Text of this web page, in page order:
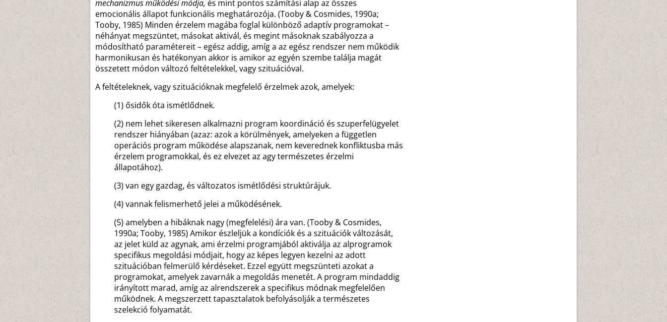
mechanizmus működési módja, és mint pontos számítási alap az összes
emocionális állapot funkcionális meghatározója. (Tooby & Cosmides, 1990a;
Tooby, 1985) Minden érzelem magába foglal különböző adaptív programokat –
néhányat megszüntet, másokat aktivál, és megint másoknak szabályozza a
módosítható paramétereit – egész addig, amíg a az egész rendszer nem működik
harmonikusan és hatékonyan akkor is amikor az egyén szembe találja magát
összetett módon változó feltételekkel, vagy szituációval.
A feltételeknek, vagy szituációknak megfelelő érzelmek azok, amelyek:
(1) ősidők óta ismétlődnek.
(2) nem lehet sikeresen alkalmazni program koordináció és szuperfelügyelet
rendszer hiányában (azaz: azok a körülmények, amelyeken a független
operációs program működése alapszanak, nem keverednek konfliktusba más
érzelem programokkal, és ez elvezet az agy természetes érzelmi
állapotához).
(3) van egy gazdag, és változatos ismétlődési struktúrájuk.
(4) vannak felismerhető jelei a működésének.
(5) amelyben a hibáknak nagy (megfelelési) ára van. (Tooby & Cosmides,
1990a; Tooby, 1985) Amikor észleljük a kondíciók és a szituációk változását,
az jelet küld az agynak, ami érzelmi programjából aktiválja az alprogramok
specifikus megoldási módjait, hogy az képes legyen kezelni az adott
szituációban felmerülő kérdéseket. Ezzel együtt megszünteti azokat a
programokat, amelyek zavarnák a megoldás menetét. A program mindaddig
irányított marad, amíg az alrendszerek a specifikus módnak megfelelően
működnek. A megszerzett tapasztalatok befolyásolják a természetes
szelekció folyamatát.